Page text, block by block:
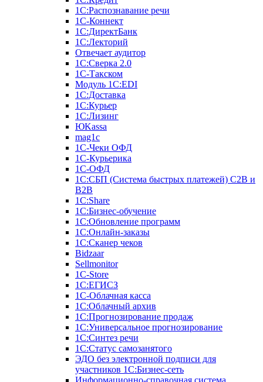
1С:Распознавание речи
1С-Коннект
1С:ДиректБанк
1С:Лекторий
Отвечает аудитор
1С:Сверка 2.0
1С-Такском
Модуль 1C:EDI
1С:Доставка
1С:Курьер
1С:Лизинг
ЮKassa
mag1c
1С-Чеки ОФД
1С-Курьерика
1С-ОФД
1С:СБП (Система быстрых платежей) C2B и
B2B
1С:Share
1С:Бизнес-обучение
1С:Обновление программ
1С:Онлайн-заказы
1С:Сканер чеков
Bidzaar
Sellmonitor
1C-Store
1С:ЕГИСЗ
1С-Облачная касса
1С:Облачный архив
1С:Прогнозирование продаж
1С:Универсальное прогнозирование
1С:Синтез речи
1С:Статус самозанятого
ЭДО без электронной подписи для
участников 1С:Бизнес-сеть
Информационно-справочная система